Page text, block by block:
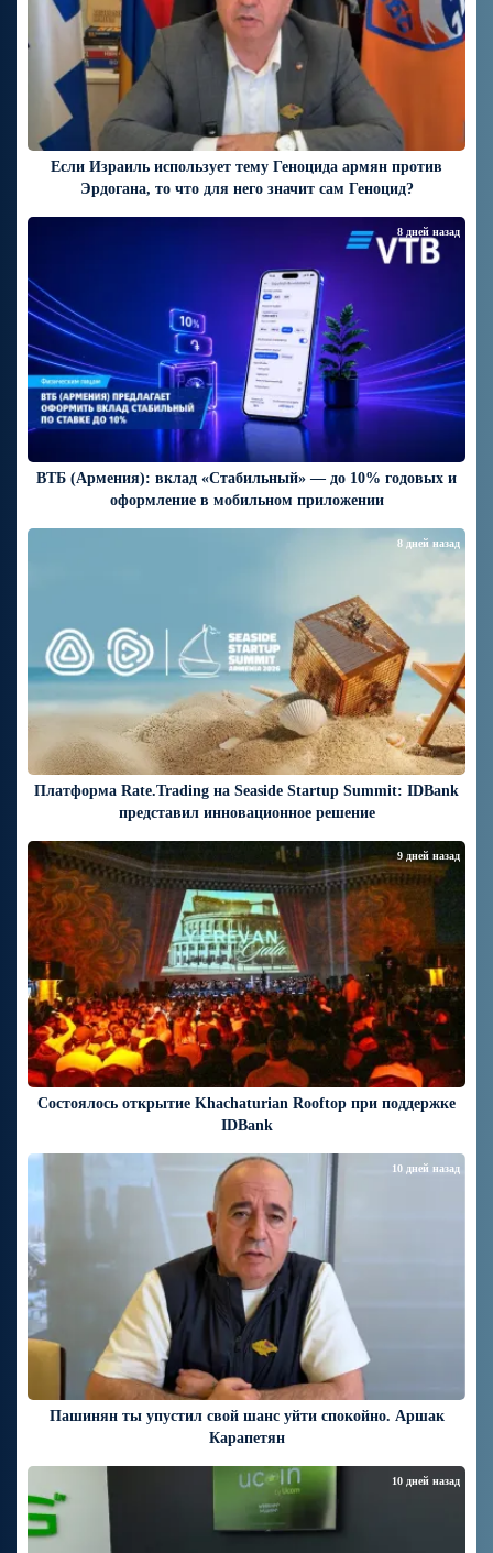
Если Израиль использует тему Геноцида армян против
Эрдогана, то что для него значит сам Геноцид?
ВТБ (Армения): вклад «Стабильный» — до 10% годовых и
оформление в мобильном приложении
8 дней назад
Платформа Rate.Trading на Seaside Startup Summit: IDBank
представил инновационное решение
8 дней назад
Состоялось открытие Khachaturian Rooftop при поддержке
IDBank
9 дней назад
Пашинян ты упустил свой шанс уйти спокойно. Аршак
Карапетян
10 дней назад
10 дней назад